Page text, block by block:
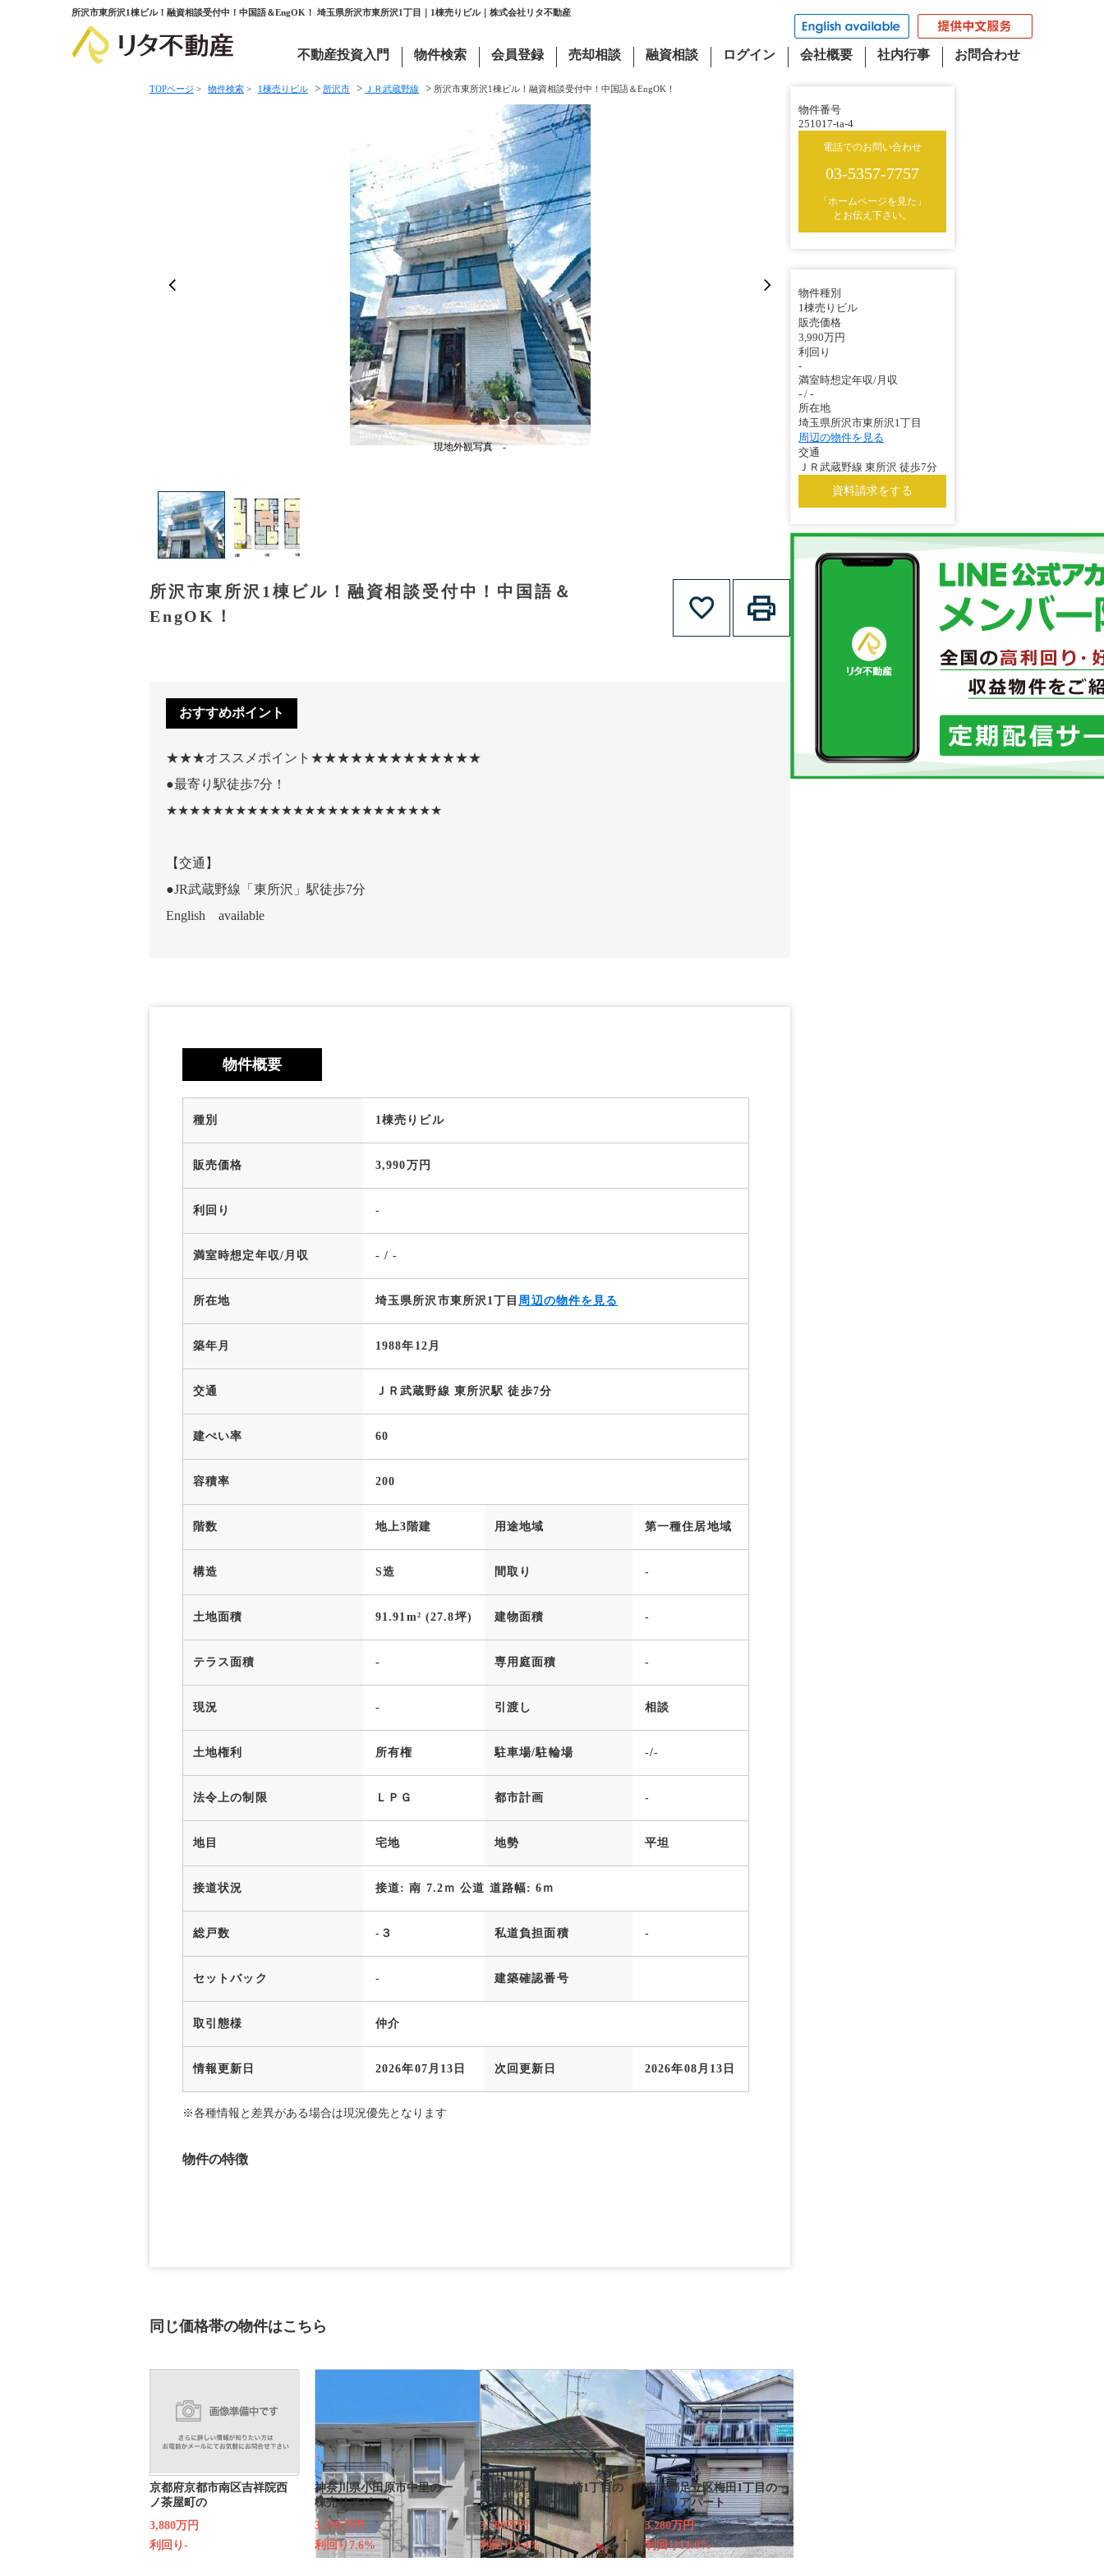
所沢市東所沢1棟ビル！融資相談受付中！中国語＆EngOK！ 埼玉県所沢市東所沢1丁目｜1棟売りビル｜株式会社リタ不動産
不動産投資入門 物件検索 会員登録 売却相談 融資相談 ログイン 会社概要 社内行事 お問合わせ
TOPページ > 物件検索 > 1棟売りビル > 所沢市 > ＪＲ武蔵野線 > 所沢市東所沢1棟ビル！融資相談受付中！中国語＆EngOK！
現地外観写真 -
所沢市東所沢1棟ビル！融資相談受付中！中国語＆
EngOK！
おすすめポイント
★★★オススメポイント★★★★★★★★★★★★★
●最寄り駅徒歩7分！
★★★★★★★★★★★★★★★★★★★★★★★★
【交通】
●JR武蔵野線「東所沢」駅徒歩7分
English available
物件概要
種別 1棟売りビル
販売価格 3,990万円
利回り -
満室時想定年収/月収 - / -
所在地 埼玉県所沢市東所沢1丁目 周辺の物件を見る
築年月 1988年12月
交通 ＪＲ武蔵野線 東所沢駅 徒歩7分
建ぺい率 60
容積率 200
階数 地上3階建 用途地域 第一種住居地域
構造 S造 間取り -
土地面積 91.91m² (27.8坪) 建物面積 -
テラス面積 - 専用庭面積 -
現況 - 引渡し 相談
土地権利 所有権 駐車場/駐輪場 -/-
法令上の制限 ＬＰＧ 都市計画 -
地目 宅地 地勢 平坦
接道状況 接道: 南 7.2ｍ 公道 道路幅: 6ｍ
総戸数 -３ 私道負担面積 -
セットバック - 建築確認番号
取引態様 仲介
情報更新日 2026年07月13日 次回更新日 2026年08月13日
※各種情報と差異がある場合は現況優先となります
物件の特徴
同じ価格帯の物件はこちら
京都府京都市南区吉祥院西
ノ茶屋町の
3,880万円
利回り-
神奈川県小田原市中里の一
棟売りアパート
3,790万円
利回り7.6%
千葉県松戸市八ケ崎1丁目の
一棟売りアパート
3,780万円
利回り9.4%
東京都足立区梅田1丁目の一
棟売りアパート
3,280万円
利回り11.0%
物件番号
251017-ta-4
電話でのお問い合わせ
03-5357-7757
「ホームページを見た」
とお伝え下さい。
物件種別
1棟売りビル
販売価格
3,990万円
利回り
-
満室時想定年収/月収
- / -
所在地
埼玉県所沢市東所沢1丁目
周辺の物件を見る
交通
ＪＲ武蔵野線 東所沢 徒歩7分
資料請求をする